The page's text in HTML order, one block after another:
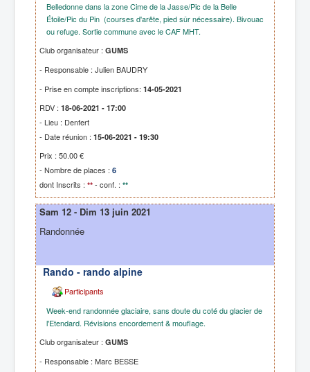
Belledonne dans la zone Cime de la Jasse/Pic de la Belle
Étoile/Pic du Pin (courses d'arête, pied sûr nécessaire). Bivouac
ou refuge. Sortie commune avec le CAF MHT.
Club organisateur : GUMS
- Responsable : Julien BAUDRY
- Prise en compte inscriptions: 14-05-2021
RDV : 18-06-2021 - 17:00
- Lieu : Denfert
- Date réunion : 15-06-2021 - 19:30
Prix : 50.00 €
- Nombre de places : 6
dont Inscrits : ** - conf. : **
Sam 12 - Dim 13 juin 2021
Randonnée
Rando - rando alpine
Participants
Week-end randonnée glaciaire, sans doute du coté du glacier de
l'Etendard. Révisions encordement & mouflage.
Club organisateur : GUMS
- Responsable : Marc BESSE